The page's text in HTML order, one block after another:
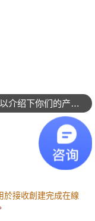
於接收創建完成在線
可以介绍下你们的产品么？